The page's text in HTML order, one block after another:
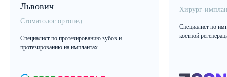
Львович
Стоматолог ортопед
Специалист по протезированию зубов и
протезированию на имплантах.
Хирург-
Специалист по
костной